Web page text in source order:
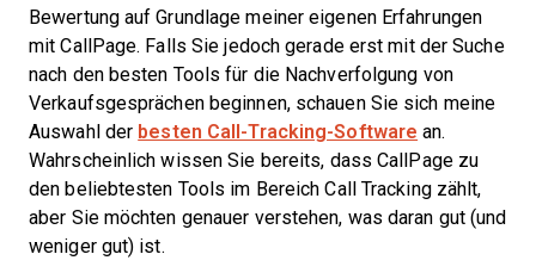
Bewertung auf Grundlage meiner eigenen Erfahrungen
mit CallPage. Falls Sie jedoch gerade erst mit der Suche
nach den besten Tools für die Nachverfolgung von
Verkaufsgesprächen beginnen, schauen Sie sich meine
Auswahl der besten Call-Tracking-Software an.
Wahrscheinlich wissen Sie bereits, dass CallPage zu
den beliebtesten Tools im Bereich Call Tracking zählt,
aber Sie möchten genauer verstehen, was daran gut (und
weniger gut) ist.